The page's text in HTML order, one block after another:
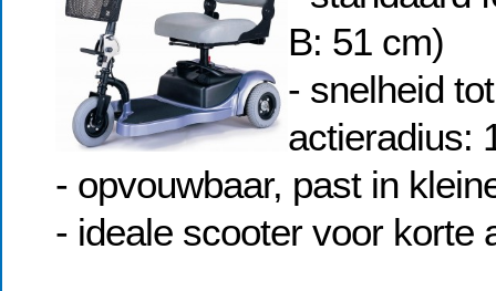
B: 51 cm)
- snelheid
actieradius:
- opvouwbaar, past in
- ideale scooter voor korte